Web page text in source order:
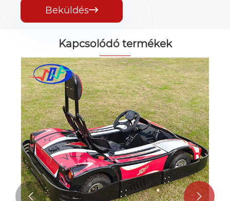
Beküldés
Kapcsolódó termékek
 